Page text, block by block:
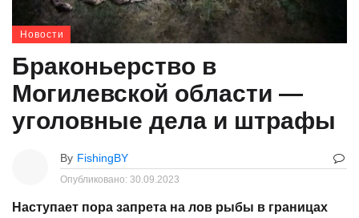
Новости
Браконьерство в
Могилевской области —
уголовные дела и штрафы
By FishingBY
Опубликовано: 30.09.2023
Наступает пора запрета на лов рыбы в границах